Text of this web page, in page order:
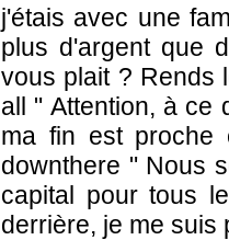
j'étais avec une
plus d'argent que
vous plait ? Rends
all " Attention, à ce
ma fin est proche
downthere " Nous
capital pour tous
derrière, je me suis